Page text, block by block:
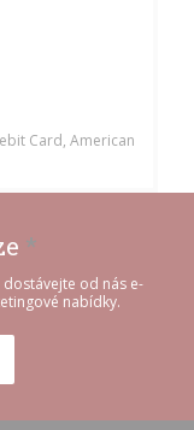
Card, American
*
od nás e-
nabídky.